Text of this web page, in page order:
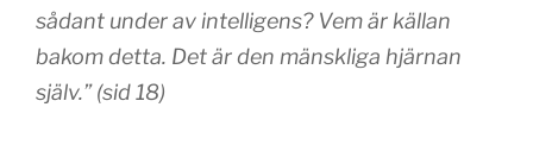
sådant under av intelligens? Vem är källan
bakom detta. Det är den mänskliga hjärnan
själv.” (sid 18)